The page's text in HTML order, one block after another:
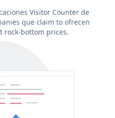
Visitor Counter de
que claim to ofrecen
rock-bottom prices.